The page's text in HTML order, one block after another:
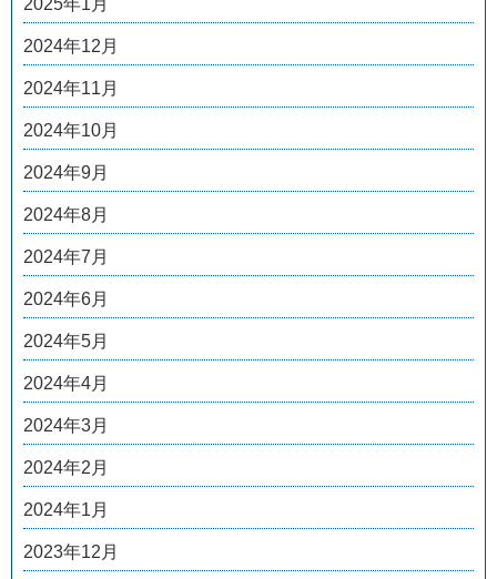
2025年1月
2024年12月
2024年11月
2024年10月
2024年9月
2024年8月
2024年7月
2024年6月
2024年5月
2024年4月
2024年3月
2024年2月
2024年1月
2023年12月